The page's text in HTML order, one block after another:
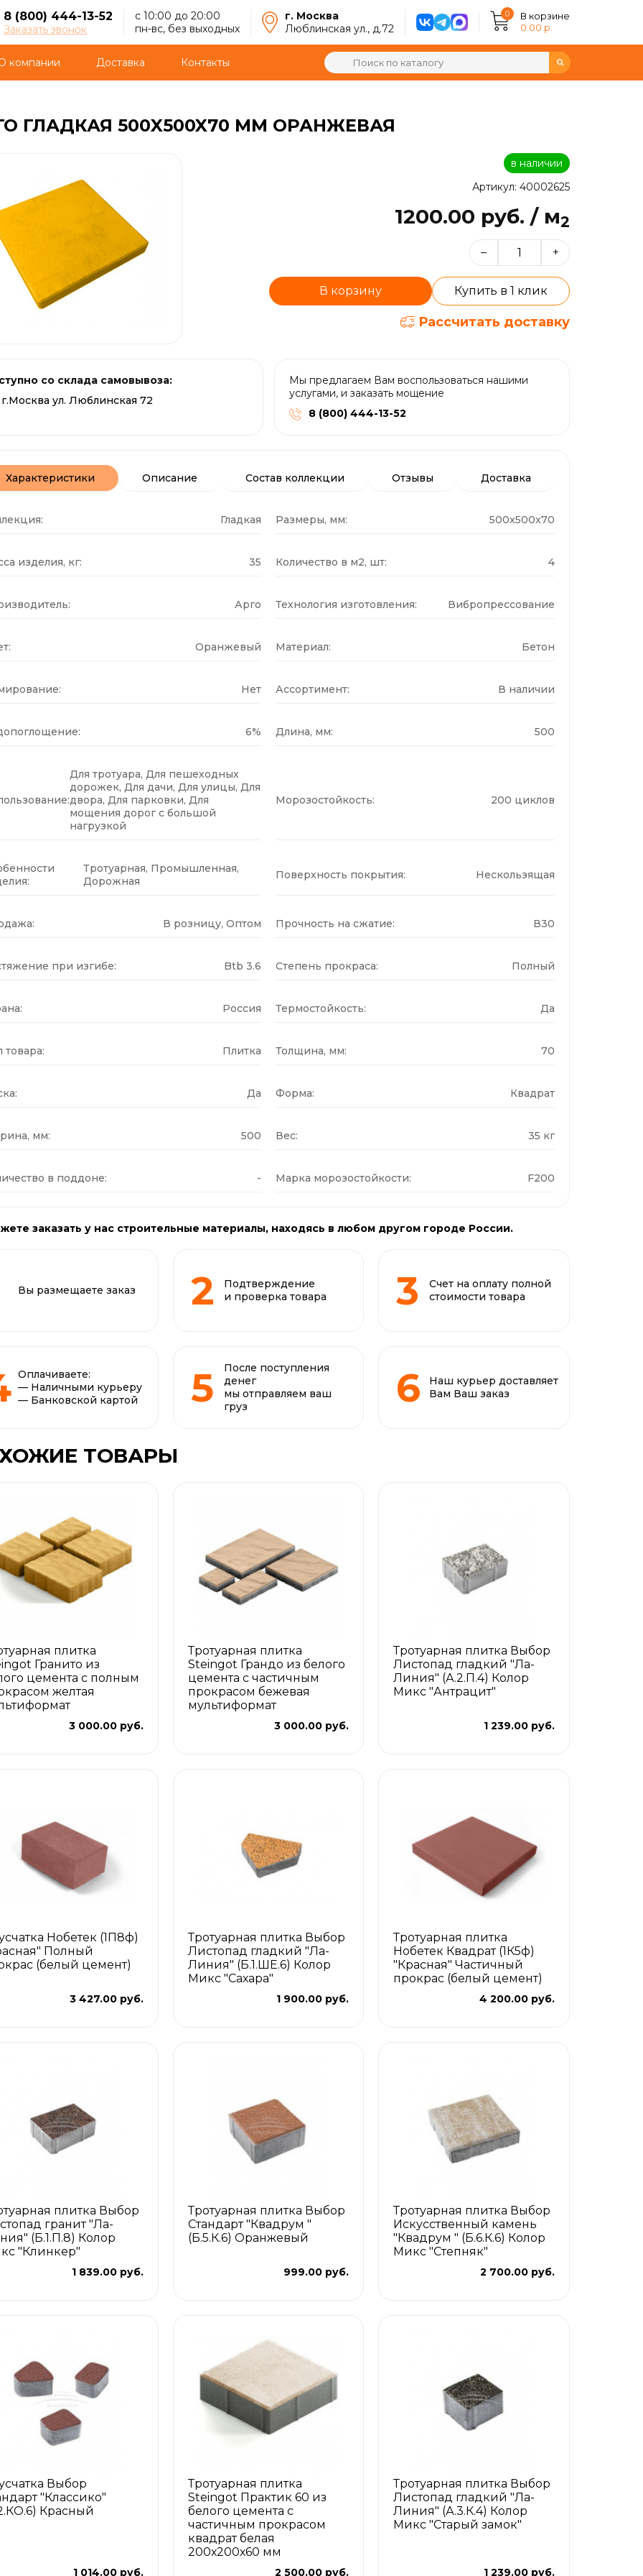
8 (800) 444-13-52
Заказать звонок
с 10:00 до 20:00
пн-вс, без выходных
г. Москва
Люблинская ул., д.72
0
В корзине
0.00 р.
компании Доставка Контакты
ГЛАДКАЯ 500X500X70 ММ ОРАНЖЕВАЯ
в наличии
Артикул: 40002625
1200.00 руб. / м2
– +
В корзину Купить в 1 клик
Рассчитать доставку
со склада самовывоза:
г.Москва ул. Люблинская 72
Мы предлагаем Вам воспользоваться нашими
услугами, и заказать мощение
8 (800) 444-13-52
Характеристики Описание Состав коллекции Отзывы Доставка
Гладкая Размеры, мм: 500x500x70
изделия, кг: 35 Количество в м2, шт: 4
Арго Технология изготовления: Вибропрессование
Оранжевый Материал: Бетон
Нет Ассортимент: В наличии
6% Длина, мм: 500
Для тротуара, Для пешеходных
дорожек, Для дачи, Для улицы, Для
двора, Для парковки, Для
мощения дорог с большой
нагрузкой
Морозостойкость: 200 циклов
Тротуарная, Промышленная,
Дорожная
Поверхность покрытия: Нескользящая
В розницу, Оптом Прочность на сжатие: В30
при изгибе: Btb 3.6 Степень прокраса: Полный
Россия Термостойкость: Да
товара: Плитка Толщина, мм: 70
Да Форма: Квадрат
мм: 500 Вес: 35 кг
в поддоне: - Марка морозостойкости: F200
заказать у нас строительные материалы, находясь в любом другом городе России.
Вы размещаете заказ
Подтверждение
и проверка товара
Счет на оплату полной
стоимости товара
Оплачиваете:
— Наличными курьеру
— Банковской картой
После поступления
денег
мы отправляем ваш
груз
Наш курьер доставляет
Вам Ваш заказ
ТОВАРЫ
плитка
Гранито из
цемента с полным
желтая
3 000.00 руб.
Тротуарная плитка
Steingot Грандо из белого
цемента с частичным
прокрасом бежевая
мультиформат
3 000.00 руб.
Тротуарная плитка Выбор
Листопад гладкий "Ла-
Линия" (А.2.П.4) Колор
Микс "Антрацит"
1 239.00 руб.
Нобетек (1П8ф)
Полный
(белый цемент)
3 427.00 руб.
Тротуарная плитка Выбор
Листопад гладкий "Ла-
Линия" (Б.1.ШЕ.6) Колор
Микс "Сахара"
1 900.00 руб.
Тротуарная плитка
Нобетек Квадрат (1К5ф)
"Красная" Частичный
прокрас (белый цемент)
4 200.00 руб.
плитка Выбор
гранит "Ла-
(Б.1.П.8) Колор
"Клинкер"
1 839.00 руб.
Тротуарная плитка Выбор
Стандарт "Квадрум "
(Б.5.К.6) Оранжевый
999.00 руб.
Тротуарная плитка Выбор
Искусственный камень
"Квадрум " (Б.6.К.6) Колор
Микс "Степняк"
2 700.00 руб.
Выбор
"Классико"
Красный
1 014.00 руб.
Тротуарная плитка
Steingot Практик 60 из
белого цемента с
частичным прокрасом
квадрат белая
200х200х60 мм
2 500.00 руб.
Тротуарная плитка Выбор
Листопад гладкий "Ла-
Линия" (А.3.К.4) Колор
Микс "Старый замок"
1 239.00 руб.